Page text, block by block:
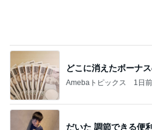
だいた 調節できる便
Amebaトピックス 1日前